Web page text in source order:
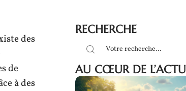
des
de
à des
RECHERCHE
AU CŒUR DE L’ACTU